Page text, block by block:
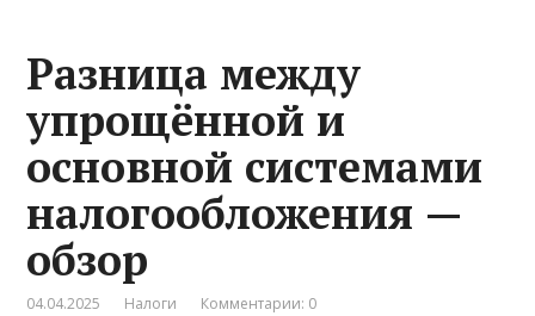
Разница между
упрощённой и
основной системами
налогообложения —
обзор
04.04.2025 Налоги Комментарии: 0